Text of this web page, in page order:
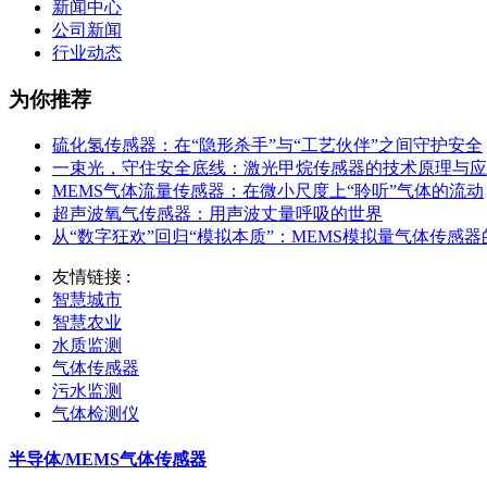
新闻中心
公司新闻
行业动态
为你推荐
硫化氢传感器：在“隐形杀手”与“工艺伙伴”之间守护安全
一束光，守住安全底线：激光甲烷传感器的技术原理与应
MEMS气体流量传感器：在微小尺度上“聆听”气体的流动
超声波氧气传感器：用声波丈量呼吸的世界
从“数字狂欢”回归“模拟本质”：MEMS模拟量气体传感
友情链接 :
智慧城市
智慧农业
水质监测
气体传感器
污水监测
气体检测仪
半导体/MEMS气体传感器